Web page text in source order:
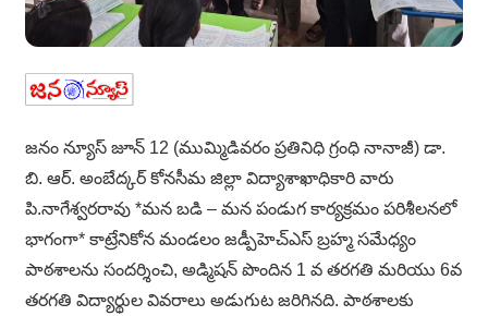
జనం న్యూస్ జూన్ 12 (ముమ్మిడివరం ప్రతినిధి గ్రంధి నానాజీ) డా.
బి. ఆర్. అంబేద్కర్ కోనసీమ జిల్లా విద్యాశాఖాధికారి వారు
పి.నాగేశ్వరరావు *మన బడి – మన పండుగ కార్యక్రమం పరిశీలనలో
భాగంగా* కాట్రేనికోన మండలం జడ్పీహెచ్ఎస్ బ్రహ్మ సమేధ్యం
పాఠశాలను సందర్శించి, అడ్మిషన్ పొందిన 1 వ తరగతి మరియు 6వ
తరగతి విద్యార్థుల వివరాలు అడుగుట జరిగినది. పాఠశాలకు